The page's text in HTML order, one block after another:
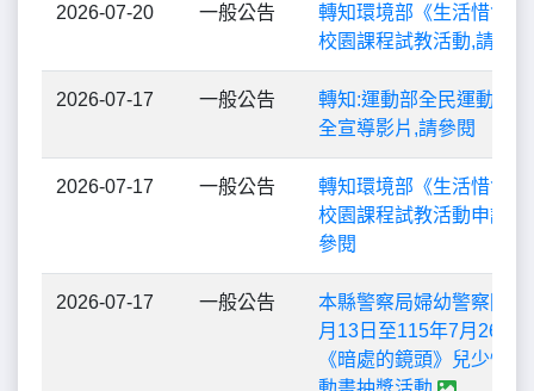
2026-07-20 一般公告
轉知環境部《生活惜食行
校園課程試教活動,請參閱
2026-07-17 一般公告
轉知:運動部全民運動署
全宣導影片,請參閱
2026-07-17 一般公告
轉知環境部《生活惜食行
校園課程試教活動申請簡
參閱
2026-07-17 一般公告
本縣警察局婦幼警察隊
月13日至115年7月26日
《暗處的鏡頭》兒少性